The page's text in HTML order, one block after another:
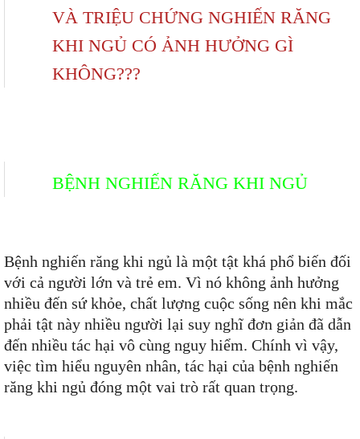
VÀ TRIỆU CHỨNG NGHIẾN RĂNG
KHI NGỦ CÓ ẢNH HƯỞNG GÌ
KHÔNG???
BỆNH NGHIẾN RĂNG KHI NGỦ
Bệnh nghiến răng khi ngủ là một tật khá phổ biến đối
với cả người lớn và trẻ em. Vì nó không ảnh hưởng
nhiều đến sứ khỏe, chất lượng cuộc sống nên khi mắc
phải tật này nhiều người lại suy nghĩ đơn giản đã dẫn
đến nhiều tác hại vô cùng nguy hiểm. Chính vì vậy,
việc tìm hiểu nguyên nhân, tác hại của bệnh nghiến
răng khi ngủ đóng một vai trò rất quan trọng.